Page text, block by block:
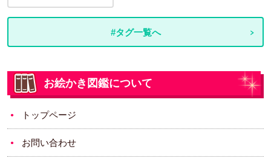
#タグ一覧へ
お絵かき図鑑について
トップページ
お問い合わせ